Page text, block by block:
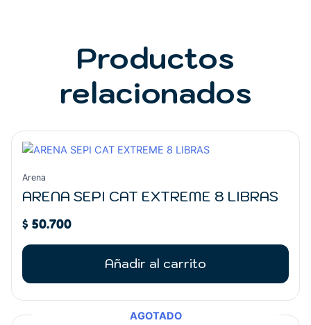
Productos
relacionados
Arena
ARENA SEPI CAT EXTREME 8 LIBRAS
$ 50.700
Añadir al carrito
AGOTADO